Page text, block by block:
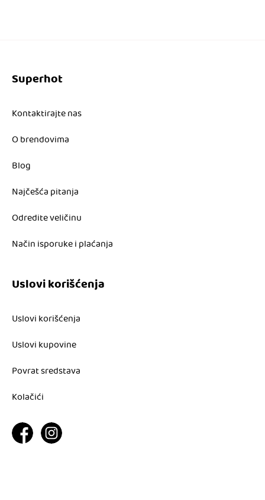
Superhot
Kontaktirajte nas
O brendovima
Blog
Najčešća pitanja
Odredite veličinu
Način isporuke i plaćanja
Uslovi korišćenja
Uslovi korišćenja
Uslovi kupovine
Povrat sredstava
Kolačići